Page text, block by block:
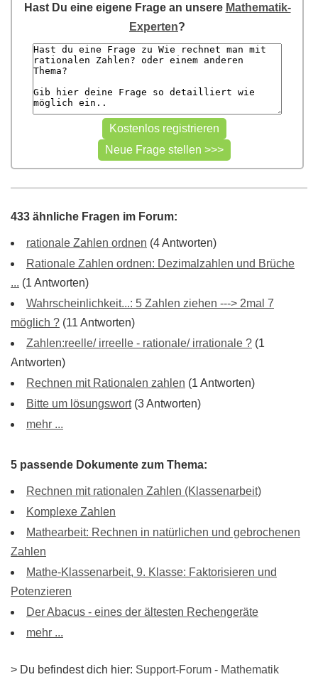
Hast Du eine eigene Frage an unsere Mathematik-
Experten?
433 ähnliche Fragen im Forum:
rationale Zahlen ordnen (4 Antworten)
Rationale Zahlen ordnen: Dezimalzahlen und Brüche
... (1 Antworten)
Wahrscheinlichkeit...: 5 Zahlen ziehen ---> 2mal 7
möglich ? (11 Antworten)
Zahlen:reelle/ irreelle - rationale/ irrationale ? (1
Antworten)
Rechnen mit Rationalen zahlen (1 Antworten)
Bitte um lösungswort(3 Antworten)
mehr ...
5 passende Dokumente zum Thema:
Rechnen mit rationalen Zahlen (Klassenarbeit)
Komplexe Zahlen
Mathearbeit: Rechnen in natürlichen und gebrochenen
Zahlen
Mathe-Klassenarbeit, 9. Klasse: Faktorisieren und
Potenzieren
Der Abacus - eines der ältesten Rechengeräte
mehr ...
> Du befindest dich hier: Support-Forum - Mathematik